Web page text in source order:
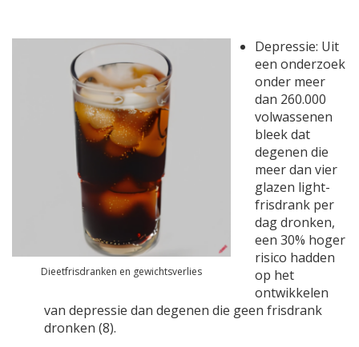
Dieetfrisdranken en gewichtsverlies
Depressie: Uit
een onderzoek
onder meer
dan 260.000
volwassenen
bleek dat
degenen die
meer dan vier
glazen light-
frisdrank per
dag dronken,
een 30% hoger
risico hadden
op het
ontwikkelen
van depressie dan degenen die geen frisdrank
dronken (8).